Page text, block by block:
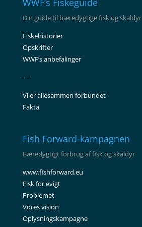
WWF’s Fiskeguide
Din guide til bæredygtige fisk og skaldyr
Fiskehistorier
Opskrifter
WWF’s anbefalinger
- - -
Vi er allesammen forbundet
Fakta
Fish Forward-kampagnen
Bæredygtigt forbrug af fisk og skaldyr
www.fishforward.eu
Fisk for evigt
Problemet
Vores vision
Oplysningskampagne